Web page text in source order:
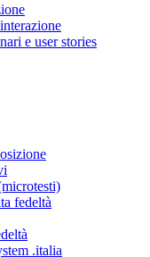
e user stories
fedeltà
.italia